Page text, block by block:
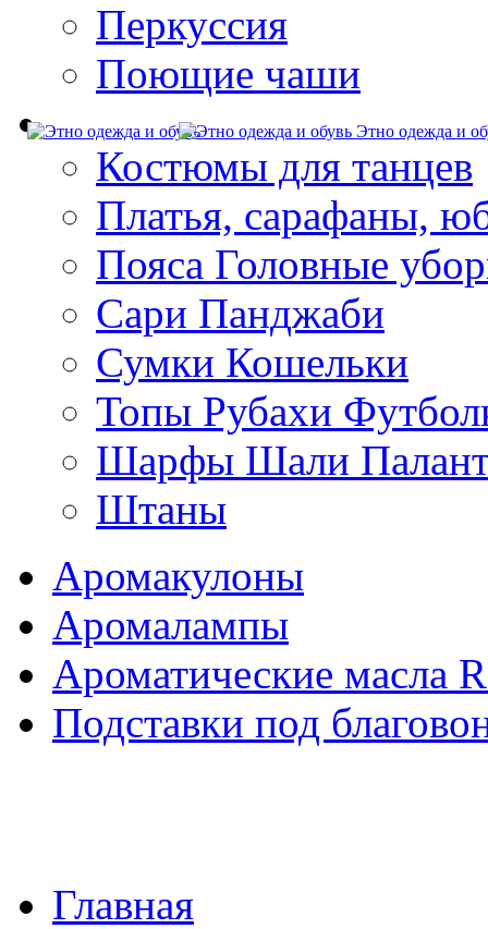
Перкуссия
Поющие чаши
Этно одежда и
Костюмы для танцев
Платья, сарафаны,
Пояса Головные
Сари Панджаби
Сумки Кошельки
Топы Рубахи
Шарфы Шали
Штаны
Аромакулоны
Аромалампы
Ароматические масла
Подставки под
Главная